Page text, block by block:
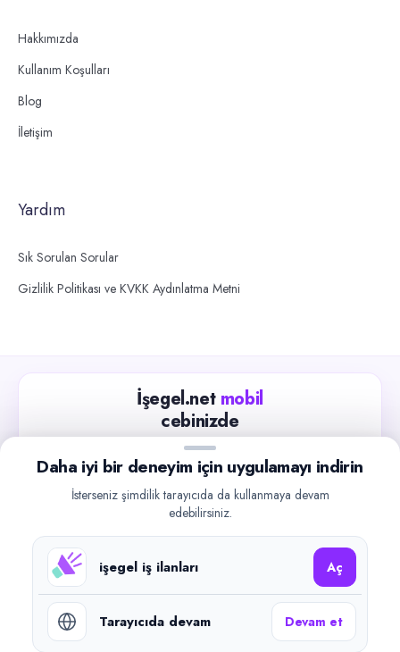
Hakkımızda
Kullanım Koşulları
Blog
İletişim
Yardım
Sık Sorulan Sorular
Gizlilik Politikası ve KVKK Aydınlatma Metni
İşegel.net mobil
cebinizde
Güncel iş ilanlarını takip edin, işverenlerle hızlıca
iletişime geçin.
Google Play
©2026işegel.net. Tüm hakları saklıdır.
Daha iyi bir deneyim için uygulamayı indirin
İsterseniz şimdilik tarayıcıda da kullanmaya devam
edebilirsiniz.
işegel iş ilanları Aç
Tarayıcıda devam Devam et